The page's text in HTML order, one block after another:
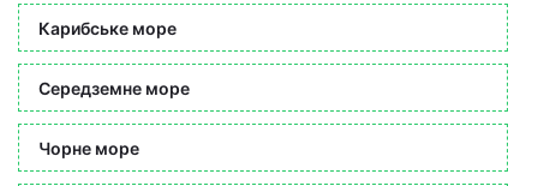
Карибське море
Середземне море
Чорне море